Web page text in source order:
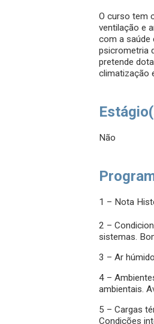
O curso tem
ventilação e
com a saúde
psicrometria
pretende
climatização
Não
1 – Nota
2 –
sistemas.
3 – Ar
4 –
ambientais.
5 – Cargas
Condições